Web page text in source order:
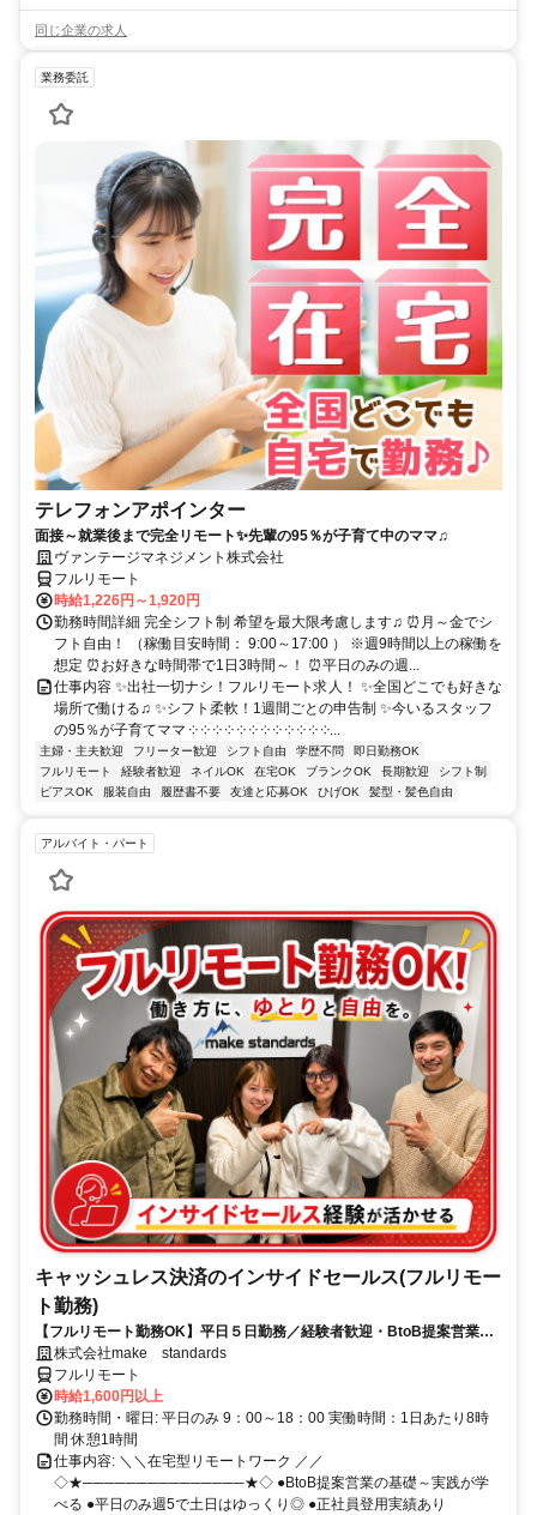
同じ企業の求人
業務委託
テレフォンアポインター
面接～就業後まで完全リモート✨先輩の95％が子育て中のママ♫
ヴァンテージマネジメント株式会社
フルリモート
時給1,226円～1,920円
勤務時間詳細 完全シフト制 希望を最大限考慮します♫ ⏰月～金でシ
フト自由！ （稼働目安時間： 9:00～17:00 ） ※週9時間以上の稼働を
想定 ⏰お好きな時間帯で1日3時間～！ ⏰平日のみの週...
仕事内容 ✨出社一切ナシ！フルリモート求人！ ✨全国どこでも好きな
場所で働ける♫ ✨シフト柔軟！1週間ごとの申告制 ✨今いるスタッフ
の95％が子育てママ ༶ ༶ ༶ ༶ ༶ ༶ ༶ ༶ ༶ ༶ ༶ ༶...
主婦・主夫歓迎 フリーター歓迎 シフト自由 学歴不問
即日勤務OK
フルリモート
経験者歓迎 ネイルOK 在宅OK ブランクOK 長期歓迎
シフト制
ピアスOK
服装自由 履歴書不要 友達と応募OK ひげOK 髪型・髪色自由
アルバイト・パート
キャッシュレス決済のインサイドセールス(フルリモー
ト勤務)
【フルリモート勤務OK】平日５日勤務／経験者歓迎・BtoB提案営業で
スキルアップ
株式会社make standards
フルリモート
時給1,600円以上
勤務時間・曜日: 平日のみ 9：00～18：00 実働時間：1日あたり8時
間 休憩1時間
仕事内容: ＼＼在宅型リモートワーク ／／
◇★───────────────★◇ ●BtoB提案営業の基礎～実践が学
べる ●平日のみ週5で土日はゆっくり◎ ●正社員登用実績あり